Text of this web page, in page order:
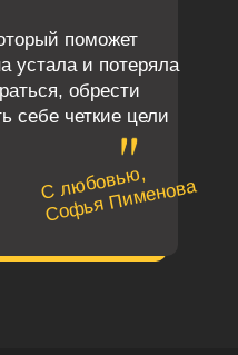
поможет
устала и потеряла
обрести
себе четкие цели
С любовью,
Софья Пименова